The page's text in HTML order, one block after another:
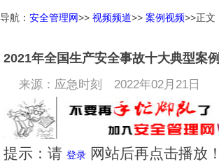
导航： 安全管理网>> 视频频道>> 案例视频>>正文
2021年全国生产安全事故十大典型案例
来源：应急时刻 2022年02月21日
提示：请 登录 网站后再点击播放！